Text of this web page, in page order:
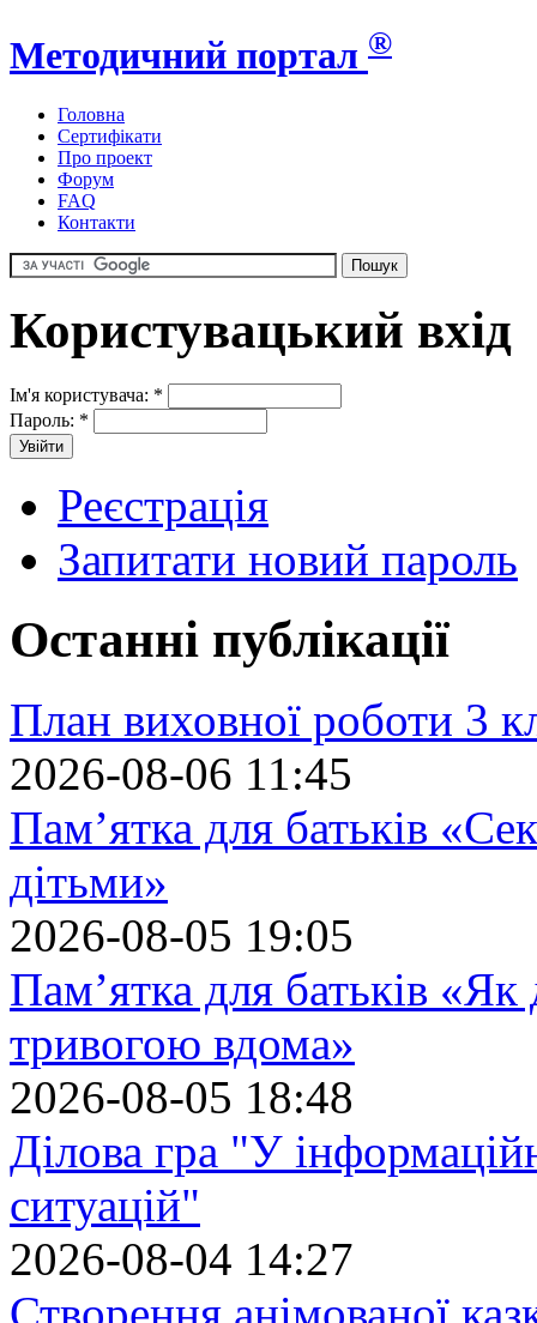
Методичний портал ®
Головна
Сертифікати
Про проект
Форум
FAQ
Контакти
Користувацький вхід
Ім'я користувача: *
Пароль: *
Реєстрація
Запитати новий пароль
Останні публікації
План виховної роботи 3
2026-08-06 11:45
Пам’ятка для батьків
дітьми»
2026-08-05 19:05
Пам’ятка для батьків
тривогою вдома»
2026-08-05 18:48
Ділова гра "У
ситуацій"
2026-08-04 14:27